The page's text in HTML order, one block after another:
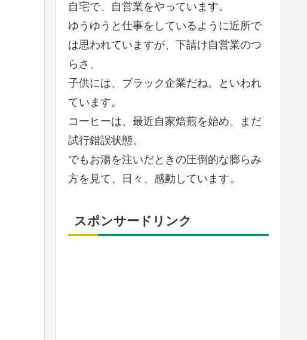
自宅で、自営業をやっています。
ゆうゆうと仕事をしているように近所で
は思われていますが、下請け自営業のつ
らさ、
子供には、ブラック企業だね。といわれ
ています。
コーヒーは、最近自家焙煎を始め、まだ
試行錯誤状態。
でもお湯を注いだときの圧倒的な膨らみ
方を見て、日々、感動しています。
スポンサードリンク